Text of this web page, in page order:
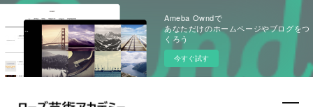
Ameba Owndで
あなただけのホームページやブログをつ
くろう
今すぐ試す